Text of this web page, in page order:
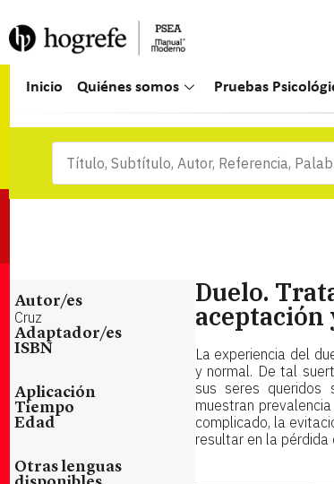
Inicio Quiénes somos Pruebas
Autor/es
Cruz
Adaptador/es
ISBN
Aplicación
Tiempo
Edad
Otras lenguas
Duelo.
aceptación
La experiencia del
y normal. De tal
sus seres queridos
muestran
complicado, la
resultar en la